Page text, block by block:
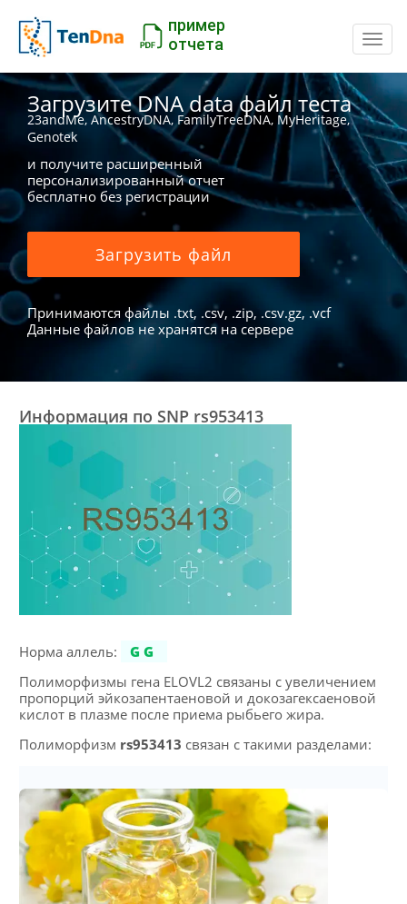
пример
отчета
Загрузите DNA data файл теста
23andMe, AncestryDNA, FamilyTreeDNA, MyHeritage,
Genotek
и получите расширенный
персонализированный отчет
бесплатно без регистрации
Загрузить файл
Принимаются файлы .txt, .csv, .zip, .csv.gz, .vcf
Данные файлов не хранятся на сервере
Информация по SNP rs953413
Норма аллель:
GG
Полиморфизмы гена ELOVL2 связаны с увеличением
пропорций эйкозапентаеновой и докозагексаеновой
кислот в плазме после приема рыбьего жира.
Полиморфизм rs953413 связан с такими разделами: